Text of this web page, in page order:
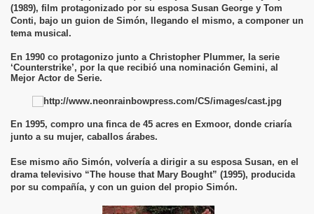
(1989), film protagonizado por su esposa Susan George y Tom
Conti, bajo un guion de Simón, llegando el mismo, a componer un
tema musical.
En 1990 co protagonizo junto a Christopher Plummer, la serie
‘Counterstrike’, por la que recibió una nominación Gemini, al
Mejor Actor de Serie.
En 1995, compro una finca de 45 acres en Exmoor, donde criaría
junto a su mujer, caballos árabes.
Ese mismo año Simón, volvería a dirigir a su esposa Susan, en el
drama televisivo “The house that Mary Bought” (1995), producida
por su compañía, y con un guion del propio Simón.